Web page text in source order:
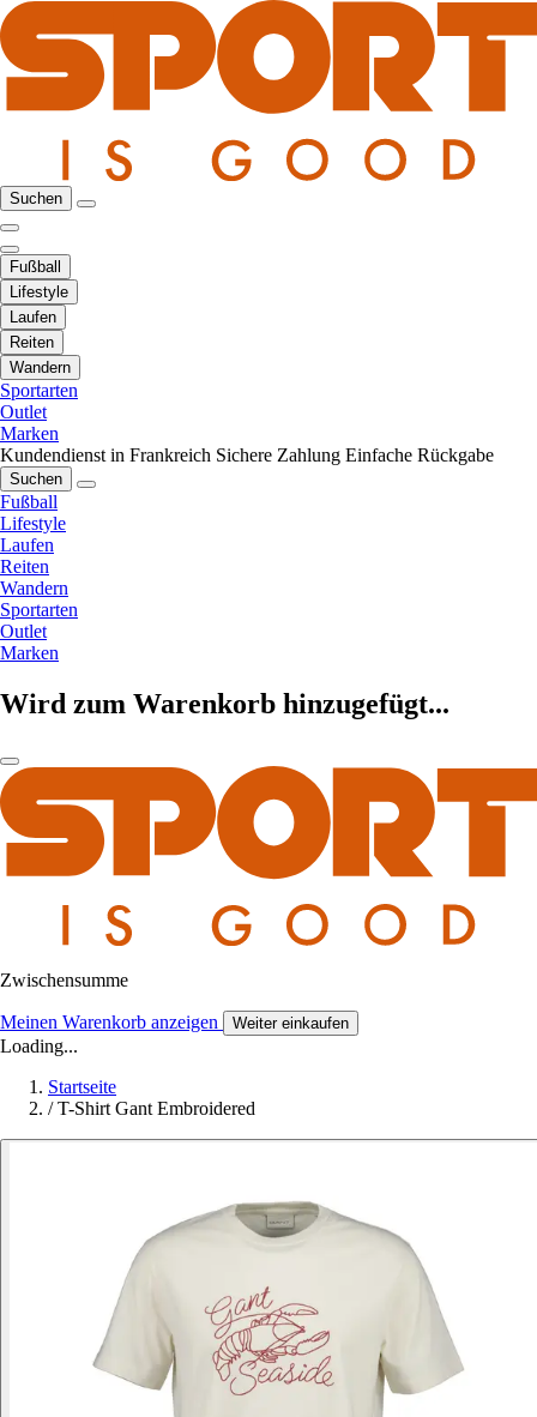
Suchen
Fußball
Lifestyle
Laufen
Reiten
Wandern
Sportarten
Outlet
Marken
Kundendienst in Frankreich Sichere Zahlung Einfache Rückgabe
Suchen
Fußball
Lifestyle
Laufen
Reiten
Wandern
Sportarten
Outlet
Marken
Wird zum Warenkorb hinzugefügt...
Zwischensumme
Meinen Warenkorb anzeigen Weiter einkaufen
Loading...
Startseite
/ T-Shirt Gant Embroidered